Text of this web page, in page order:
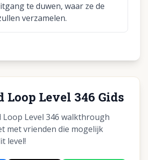
te duwen, waar ze de
verzamelen.
Loop Level 346 Gids
Loop Level 346 walkthrough
met vrienden die mogelijk
level!